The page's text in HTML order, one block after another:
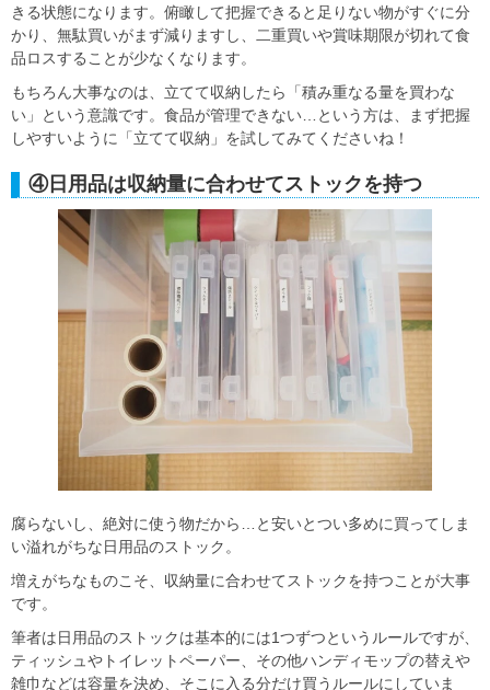
きる状態になります。俯瞰して把握できると足りない物がすぐに分
かり、無駄買いがまず減りますし、二重買いや賞味期限が切れて食
品ロスすることが少なくなります。
もちろん大事なのは、立てて収納したら
「積み重なる量を買わな
い」という意識です。食品が管理できない…という方は、まず把握
しやすいように「立てて収納」を試してみてくださいね！
④日用品は収納量に合わせてストックを持つ
腐らないし、絶対に使う物だから…と安いとつい多めに買ってしま
い溢れがちな日用品のストック。
増えがちなものこそ、収納量に合わせてストックを持つことが大事
です。
筆者は日用品のストックは基本的には1つずつというルールですが、
ティッシュやトイレットペーパー、その他ハンディモップの替えや
雑巾などは容量を決め、そこに入る分だけ買うルールにしていま